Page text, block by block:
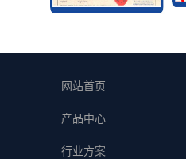
网站首页
产品中心
行业方案